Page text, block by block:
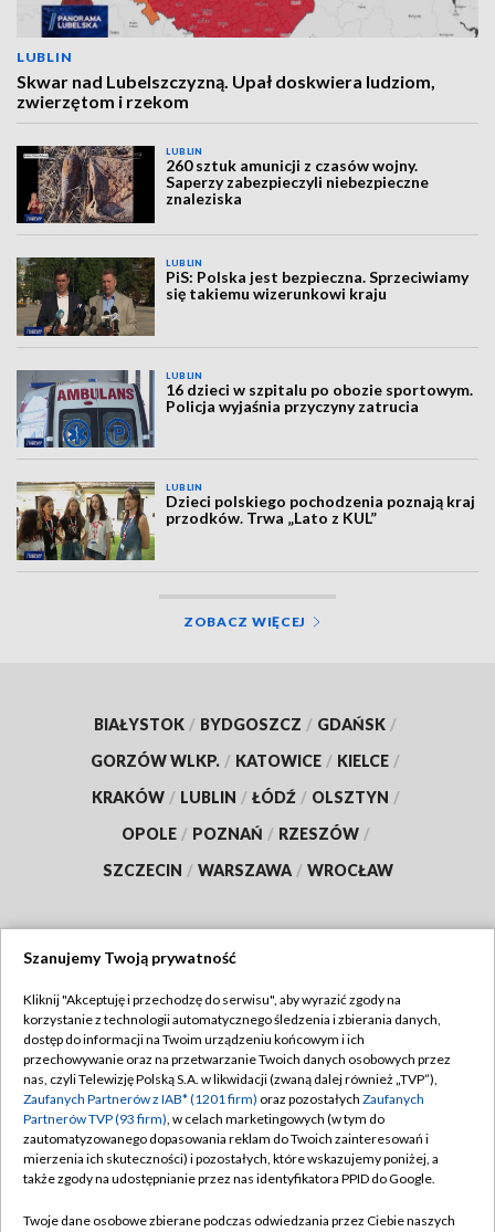
LUBLIN
Skwar nad Lubelszczyzną. Upał doskwiera ludziom,
zwierzętom i rzekom
LUBLIN
260 sztuk amunicji z czasów wojny.
Saperzy zabezpieczyli niebezpieczne
znaleziska
LUBLIN
PiS: Polska jest bezpieczna. Sprzeciwiamy
się takiemu wizerunkowi kraju
LUBLIN
16 dzieci w szpitalu po obozie sportowym.
Policja wyjaśnia przyczyny zatrucia
LUBLIN
Dzieci polskiego pochodzenia poznają kraj
przodków. Trwa „Lato z KUL”
ZOBACZ WIĘCEJ
BIAŁYSTOK / BYDGOSZCZ / GDAŃSK /
GORZÓW WLKP. / KATOWICE / KIELCE /
KRAKÓW / LUBLIN / ŁÓDŹ / OLSZTYN /
OPOLE / POZNAŃ / RZESZÓW /
SZCZECIN / WARSZAWA / WROCŁAW
TVP
Abonament TVP
Emisja w TVP
Centrum informacji TVP
Naziemna Telewizja Cyfrowa
Regulamin TVP
Polityka prywatności
Moje zgody
Pomoc
Szanujemy Twoją prywatność
Kliknij "Akceptuję i przechodzę do serwisu", aby wyrazić zgody na
korzystanie z technologii automatycznego śledzenia i zbierania danych,
dostęp do informacji na Twoim urządzeniu końcowym i ich
przechowywanie oraz na przetwarzanie Twoich danych osobowych przez
nas, czyli Telewizję Polską S.A. w likwidacji (zwaną dalej również „TVP”),
Zaufanych Partnerów z IAB* (1201 firm) oraz pozostałych Zaufanych
Partnerów TVP (93 firm), w celach marketingowych (w tym do
zautomatyzowanego dopasowania reklam do Twoich zainteresowań i
mierzenia ich skuteczności) i pozostałych, które wskazujemy poniżej, a
także zgody na udostępnianie przez nas identyfikatora PPID do Google.
Twoje dane osobowe zbierane podczas odwiedzania przez Ciebie naszych